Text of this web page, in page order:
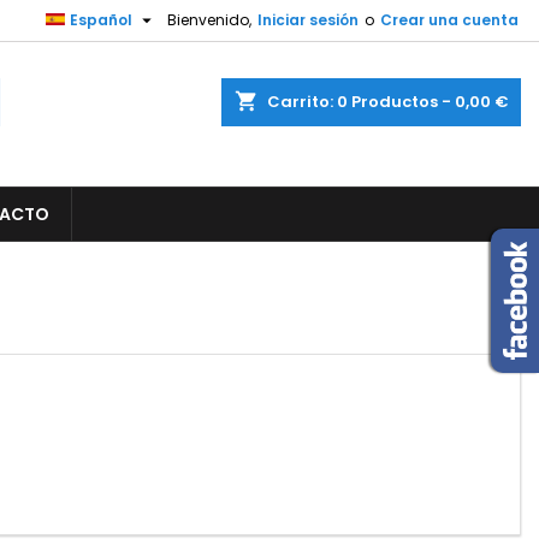
Bienvenido, Iniciar sesión o Crear una cuenta
Español 
shopping_cart Carrito: 0 Productos - 0,00 €